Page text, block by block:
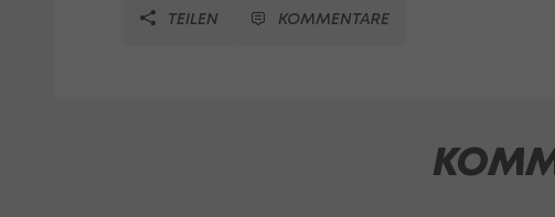
TEILEN KOMMENTARE